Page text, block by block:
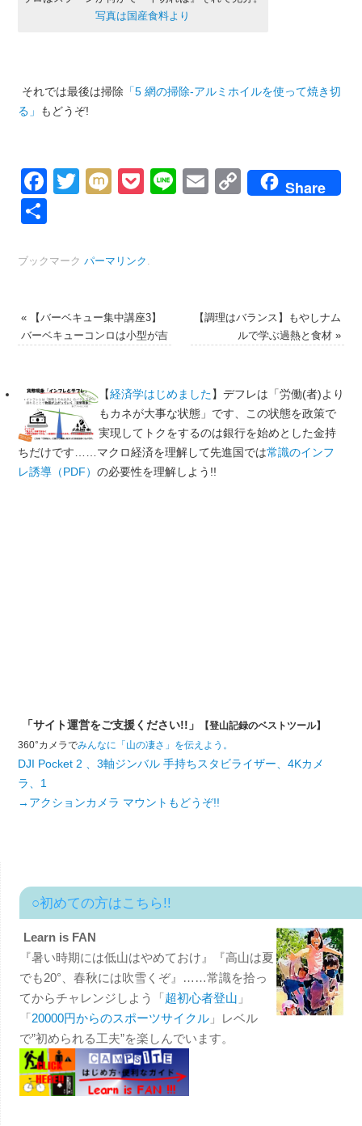
写真は国産食料より
それでは最後は掃除 「5 網の掃除-アルミホイルを使って焼き切
る」
もどうぞ!
Facebook
Twitter
MixiPocket
LineEmail
CopyShare
共
ブックマーク パーマリンク
«【バーベキュー集中講座3】
バーベキューコンロは小型が吉
【調理はバランス】もやしナム
ルで学ぶ過熱と食材»
【経済学はじめました】デフレは「労働(者)より
もカネが大事な状態」です、この状態を政策で
実現してトクをするのは銀行を始めとした金持
ちだけです……マクロ経済を理解して先進国では常識のインフ
レ誘導（PDF） の必要性を理解しよう!!
「サイト運営をご支援ください!!」
【登山記録のベストツール】
360°カメラでみんなに「山の凄さ」を伝えよう。
DJI Pocket 2 、3軸ジンバル 手持ちスタビライザー、4Kカメ
ラ、1
→アクションカメラ マウントもどうぞ!!
○初めての方はこちら!!
Learn is FAN
『暑い時期には低山はやめておけ』『高山は夏
でも20°、春秋には吹雪くぞ』……常識を拾っ
てからチャレンジしよう「超初心者登山 」
「20000円からのスポーツサイクル」レベル
で”初められる工夫”を楽しんでいます。